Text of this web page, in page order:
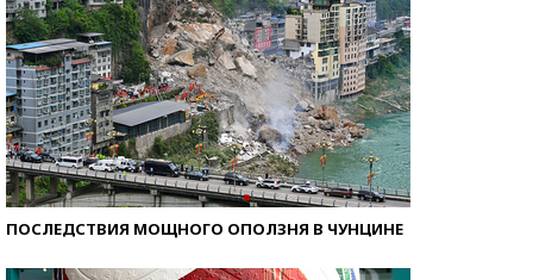
ПОСЛЕДСТВИЯ МОЩНОГО ОПОЛЗНЯ В ЧУНЦИНЕ